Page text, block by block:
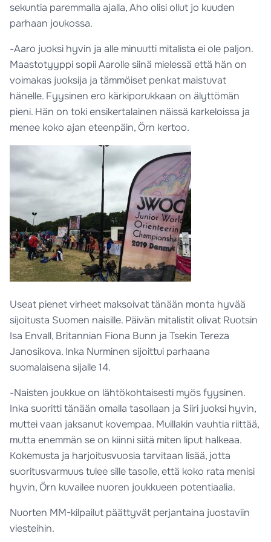
sekuntia paremmalla ajalla, Aho olisi ollut jo kuuden
parhaan joukossa.
-Aaro juoksi hyvin ja alle minuutti mitalista ei ole paljon.
Maastotyyppi sopii Aarolle siinä mielessä että hän on
voimakas juoksija ja tämmöiset penkat maistuvat
hänelle. Fyysinen ero kärkiporukkaan on älyttömän
pieni. Hän on toki ensikertalainen näissä karkeloissa ja
menee koko ajan eteenpäin, Örn kertoo.
Useat pienet virheet maksoivat tänään monta hyvää
sijoitusta Suomen naisille. Päivän mitalistit olivat Ruotsin
Isa Envall, Britannian Fiona Bunn ja Tsekin Tereza
Janosikova. Inka Nurminen sijoittui parhaana
suomalaisena sijalle 14.
-Naisten joukkue on lähtökohtaisesti myös fyysinen.
Inka suoritti tänään omalla tasollaan ja Siiri juoksi hyvin,
muttei vaan jaksanut kovempaa. Muillakin vauhtia riittää,
mutta enemmän se on kiinni siitä miten liput halkeaa.
Kokemusta ja harjoitusvuosia tarvitaan lisää, jotta
suoritusvarmuus tulee sille tasolle, että koko rata menisi
hyvin, Örn kuvailee nuoren joukkueen potentiaalia.
Nuorten MM-kilpailut päättyvät perjantaina juostaviin
viesteihin.